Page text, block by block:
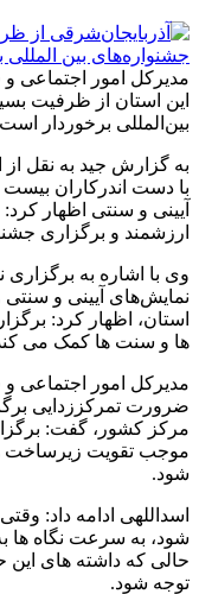
مدیرکل امور اجتماعی
این استان از ظرفیت
بین‌المللی برخوردار
به گزارش جید به نقل از
با دست اندرکاران
آیینی و سنتی اظهار کرد:
ارزشمند و برگزاری
وی با اشاره به
نمایش‌های آیینی و سنتی
استان، اظهار کرد:
ها و سنت ها کمک می
مدیرکل امور اجتماعی و
ضرورت تمرکززدایی
مرکز کشور، گفت:
موجب تقویت زیرساخت
شود.
اسداللهی ادامه داد:
شود، به سرعت نگاه ها
حالی که داشته های این
توجه شود.